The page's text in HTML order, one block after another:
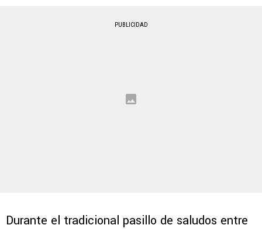
PUBLICIDAD
Durante el tradicional pasillo de saludos entre